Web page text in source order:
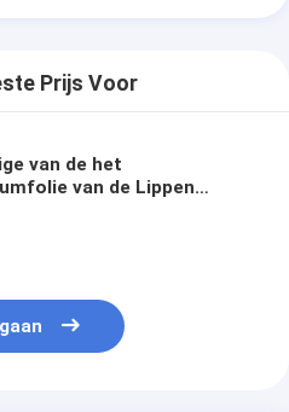
Prijs Voor
van de het
van de Lippen